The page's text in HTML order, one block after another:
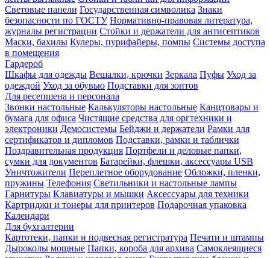
Световые панели Государственная символика Знаки
безопасности по ГОСТУ Нормативно-правовая литература,
журналы регистрации Стойки и держатели для антисептиков
Маски, бахилы Кулеры, пурифайеры, помпы Системы доступа
в помещения
Гардероб
Шкафы для одежды Вешалки, крючки Зеркала Пуфы Уход за
одеждой Уход за обувью Подставки для зонтов
Для ресепшена и персонала
Звонки настольные Калькуляторы настольные Канцтовары и
бумага для офиса Чистящие средства для оргтехники и
электроники Демосистемы Бейджи и держатели Рамки для
сертификатов и дипломов Подставки, рамки и таблички
Поздравительная продукция Портфели и деловые папки,
сумки для документов Батарейки, флешки, аксессуары USB
Уничтожители Переплетное оборудование Обложки, пленки,
пружины Телефония Светильники и настольные лампы
Гарнитуры Клавиатуры и мышки Аксессуары для техники
Картриджи и тонеры для принтеров Подарочная упаковка
Календари
Для бухгалтерии
Картотеки, папки и подвесная регистратура Печати и штампы
Дыроколы мощные Папки, короба для архива Самоклеящиеся